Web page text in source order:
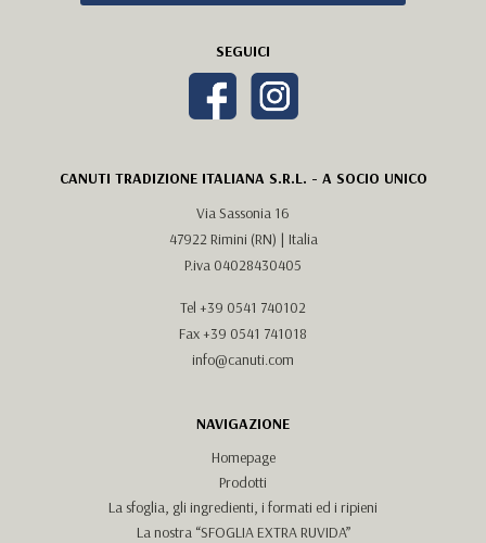
SEGUICI
CANUTI TRADIZIONE ITALIANA S.R.L. - A SOCIO UNICO
Via Sassonia 16
47922 Rimini (RN) | Italia
P.iva 04028430405
Tel +39 0541 740102
Fax +39 0541 741018
info@canuti.com
NAVIGAZIONE
Homepage
Prodotti
La sfoglia, gli ingredienti, i formati ed i ripieni
La nostra “SFOGLIA EXTRA RUVIDA”